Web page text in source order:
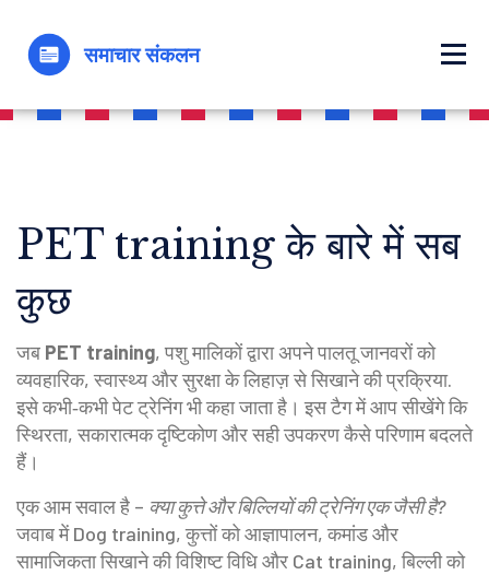
PET training के बारे में सब
कुछ
जब PET training,पशु मालिकों द्वारा अपने पालतू जानवरों को
व्यवहारिक, स्वास्थ्य और सुरक्षा के लिहाज़ से सिखाने की प्रक्रिया.
इसे कभी‑कभीपेट ट्रेनिंगभी कहा जाता है। इस टैग में आप सीखेंगे कि
स्थिरता, सकारात्मक दृष्टिकोण और सही उपकरण कैसे परिणाम बदलते
हैं।
एक आम सवाल है – क्या कुत्ते और बिल्लियों की ट्रेनिंग एक जैसी है?
जवाब मेंDog training,कुत्तों को आज्ञापालन, कमांड और
सामाजिकता सिखाने की विशिष्ट विधिऔर Cat training,बिल्ली को